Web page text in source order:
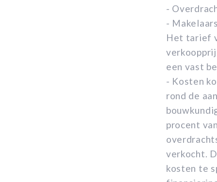
-
-
Het tarief
een vast
- Kosten
rond de
procent
verkocht.
kosten te